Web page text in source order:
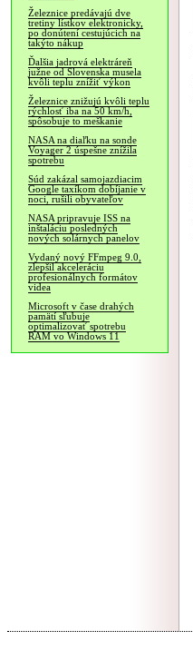
Železnice predávajú dve
tretiny lístkov elektronicky,
po donútení cestujúcich na
takýto nákup
Ďalšia jadrová elektráreň
južne od Slovenska musela
kvôli teplu znížiť výkon
Železnice znižujú kvôli teplu
rýchlosť iba na 50 km/h,
spôsobuje to meškanie
NASA na diaľku na sonde
Voyager 2 úspešne znížila
spotrebu
Súd zakázal samojazdiacim
Google taxíkom dobíjanie v
noci, rušili obyvateľov
NASA pripravuje ISS na
inštaláciu posledných
nových solárnych panelov
Vydaný nový FFmpeg 9.0,
zlepšil akceleráciu
profesionálnych formátov
videa
Microsoft v čase drahých
pamätí sľubuje
optimalizovať spotrebu
RAM vo Windows 11